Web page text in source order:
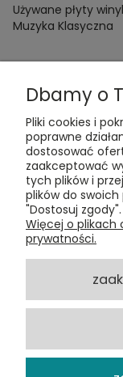
Używane płyty
Muzyka Klasyczna
Kontakt:
t:+48 609 155 327
e:
ul. Chmielna 20,
Dbamy o
Pliki cookies i
poprawne
dostosować
zaakceptować
tych plików i
plików do
"Dostosuj zgody".
Więcej o plikach
prywatności.